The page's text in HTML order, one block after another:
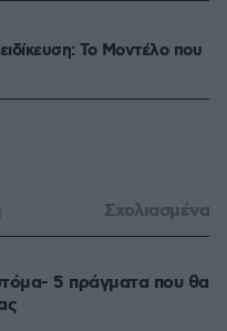
Το Mοντέλο που
Σχολιασμένα
5 πράγματα που θα